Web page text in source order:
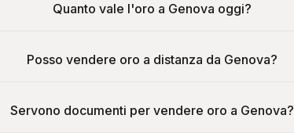
Quanto vale l'oro a Genova oggi?
Posso vendere oro a distanza da Genova?
Servono documenti per vendere oro a Genova?